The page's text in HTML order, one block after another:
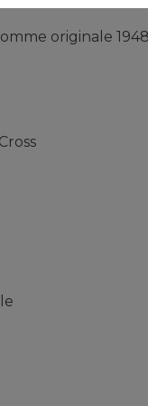
originale